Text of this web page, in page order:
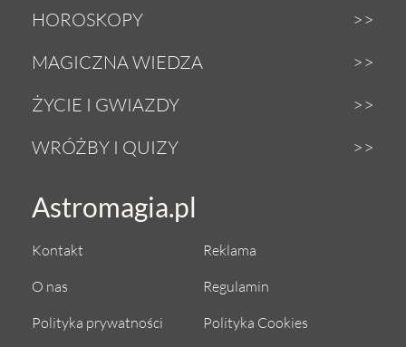
HOROSKOPY
Dzienny
Tygodniowy
Roczny
MAGICZNA WIEDZA
Zodiak
Astrologia
Numerologia
Anioły
Magia
Amulety i talizmany
ŻYCIE I GWIAZDY
Gwiazdy
Zdrowie i uroda
Astrokuchnia
Praca i pieniądze
Astrocoaching
WRÓŻBY I QUIZY
Magiczna kula
Sekshoroskop
Dopasowanie numerologiczne
Co gra w męskiej duszy
Astromagia.pl
Kontakt Reklama
O nas Regulamin
Polityka prywatności Polityka Cookies